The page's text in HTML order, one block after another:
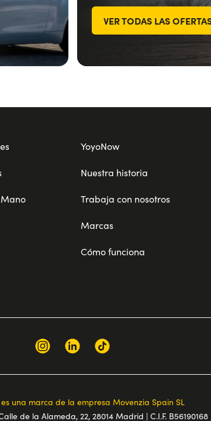
VER TODAS LAS
YoyoNow
Nuestra historia
Trabaja con nosotros
Marcas
Cómo funciona
es una marca de la empresa Movenzia Spain SL
de la Alameda, 22, 28014 Madrid | C.I.F. B56190168